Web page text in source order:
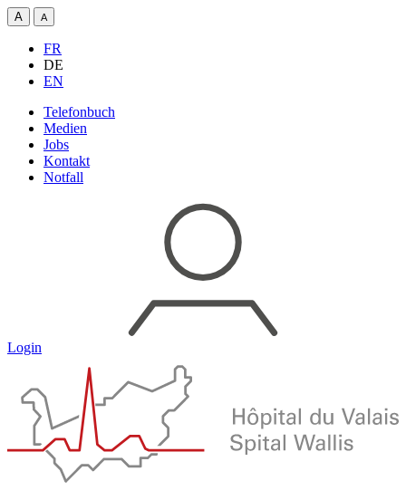
A A
FR
DE
EN
Telefonbuch
Medien
Jobs
Kontakt
Notfall
Login